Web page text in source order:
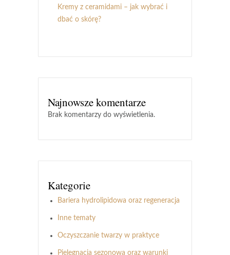
Kremy z ceramidami – jak wybrać i
dbać o skórę?
Najnowsze komentarze
Brak komentarzy do wyświetlenia.
Kategorie
Bariera hydrolipidowa oraz regeneracja
Inne tematy
Oczyszczanie twarzy w praktyce
Pielęgnacja sezonowa oraz warunki